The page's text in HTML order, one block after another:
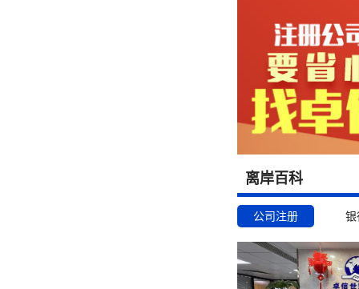
离岸百科
公司注册 银